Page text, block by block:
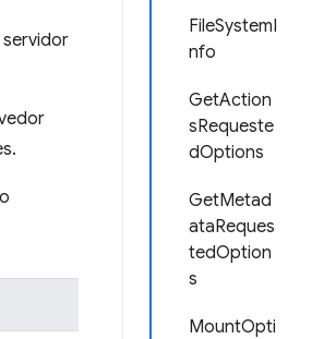
FileSystemI
nfo
GetAction
sRequeste
dOptions
GetMetad
ataReques
tedOption
s
MountOpti